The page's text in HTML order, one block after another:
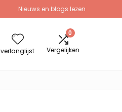
Nieuws en blogs lezen
verlanglijst
0
Vergelijken